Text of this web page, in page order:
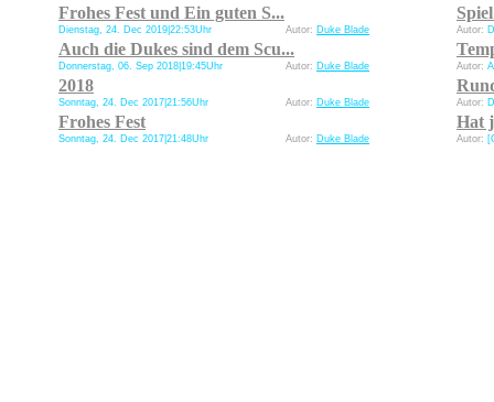
Frohes Fest und Ein guten S...
Dienstag, 24. Dec 2019|22:53Uhr Autor: Duke Blade
Auch die Dukes sind dem Scu...
Donnerstag, 06. Sep 2018|19:45Uhr Autor: Duke Blade
2018
Sonntag, 24. Dec 2017|21:56Uhr Autor: Duke Blade
Frohes Fest
Sonntag, 24. Dec 2017|21:48Uhr Autor: Duke Blade
Autor:
Autor:
Autor:
Hat
Autor: